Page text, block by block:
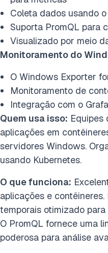
Coleta dados usando
Suporta PromQL para
Visualizado por meio
Monitoramento do
O Windows Exporter
Monitoramento de
Integração com o
Quem usa isso: Equipes
aplicações em
servidores Windows.
usando Kubernetes.
O que funciona:
aplicações e
temporais otimizado
O PromQL fornece uma
poderosa para análise